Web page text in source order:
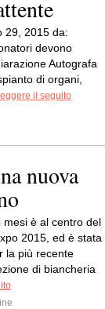
29, 2015 da:
devono
Autografa
di organi,
il seguito
nuova
mesi è al centro del
2015, ed è stata
la più recente
di biancheria